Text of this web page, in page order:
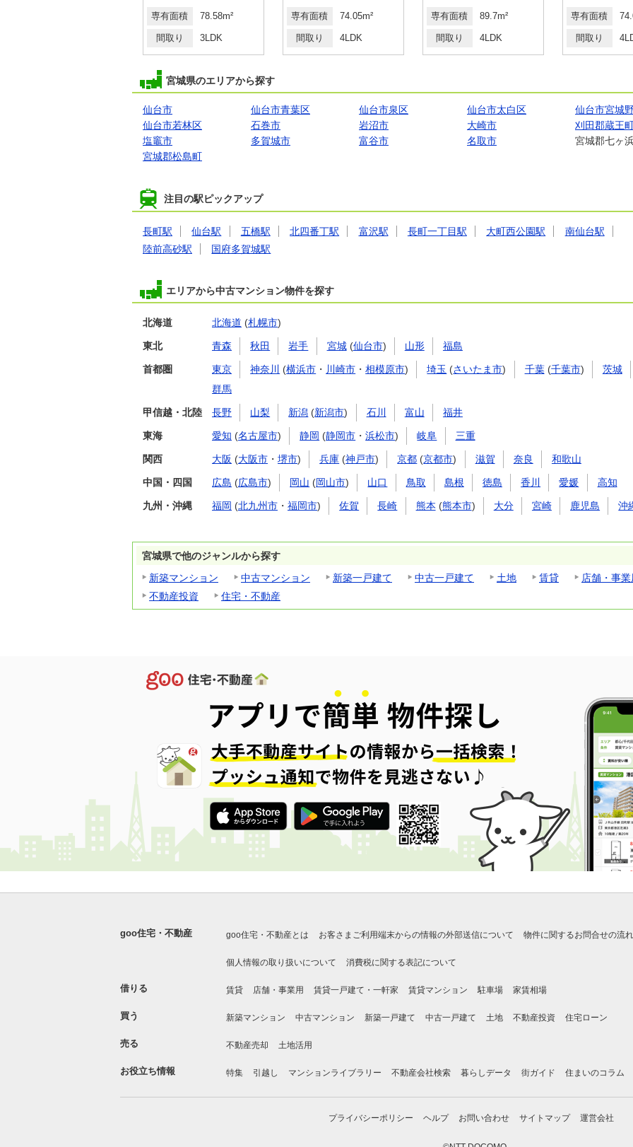
専有面積 78.58m²
間取り 3LDK
専有面積 74.05m²
間取り 4LDK
専有面積 89.7m²
間取り 4LDK
専有面積
間取り
宮城県のエリアから探す
仙台市 仙台市青葉区 仙台市泉区 仙台市太白区
仙台市宮城
仙台市若林区
石巻市 岩沼市 大崎市
刈田郡蔵王
塩竈市
多賀城市 富谷市 名取市
宮城郡七ヶ
宮城郡松島町
注目の駅ピックアップ
長町駅 仙台駅 五橋駅 北四番丁駅 富沢駅 長町一丁目駅 大町西公園駅
南仙台駅
陸前高砂駅
国府多賀城駅
エリアから中古マンション物件を探す
北海道 北海道 (札幌市)
東北 青森 秋田 岩手 宮城(仙台市) 山形 福島
首都圏 東京 神奈川 (横浜市 ・ 川崎市 ・相模原市) 埼玉 (さいたま市) 千葉(千葉市)
茨城
群馬
甲信越・北陸 長野 山梨 新潟 (新潟市) 石川 富山 福井
東海 愛知 (名古屋市) 静岡 (静岡市 ・浜松市) 岐阜 三重
関西 大阪 (大阪市 ・ 堺市) 兵庫 (神戸市) 京都 (京都市) 滋賀 奈良 和歌山
中国・四国 広島 (広島市) 岡山 (岡山市) 山口 鳥取 島根 徳島 香川 愛媛 高知
九州・沖縄 福岡 (北九州市 ・ 福岡市) 佐賀 長崎 熊本 (熊本市) 大分 宮崎 鹿児島 沖
宮城県で他のジャンルから探す
新築マンション
中古マンション 新築一戸建て 中古一戸建て 土地 賃貸
店舗・事業
不動産投資
住宅・不動産
goo住宅・不動産 goo住宅・不動産とは お客さまご利用端末からの情報の外部送信について 物件に関するお問合せの流れ
個人情報の取り扱いについて 消費税に関する表記について
借りる 賃貸 店舗・事業用 賃貸一戸建て・一軒家 賃貸マンション 駐車場 家賃相場
買う 新築マンション 中古マンション 新築一戸建て 中古一戸建て 土地 不動産投資 住宅ローン
売る 不動産売却 土地活用
お役立ち情報 特集 引越し マンションライブラリー 不動産会社検索 暮らしデータ 街ガイド 住まいのコラム
プライバシーポリシー ヘルプ お問い合わせ サイトマップ 運営会社